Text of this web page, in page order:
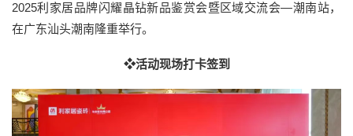
2025利家居品牌闪耀晶钻新品鉴赏会暨区域交流会—潮南站，
在广东汕头潮南隆重举行。
❖活动现场打卡签到